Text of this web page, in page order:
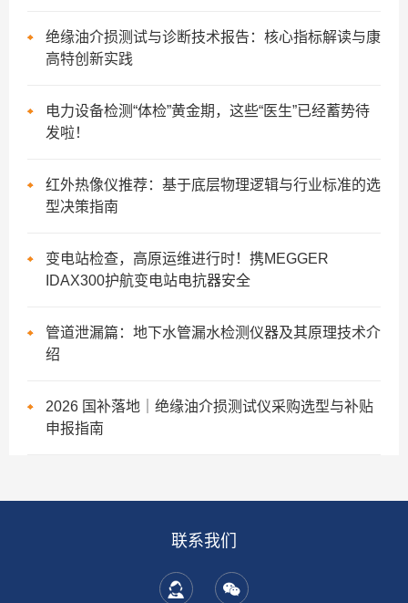
绝缘油介损测试与诊断技术报告：核心指标解读与康
高特创新实践
电力设备检测“体检”黄金期，这些“医生”已经蓄势待
发啦！
红外热像仪推荐：基于底层物理逻辑与行业标准的选
型决策指南
变电站检查，高原运维进行时！携MEGGER
IDAX300护航变电站电抗器安全
管道泄漏篇：地下水管漏水检测仪器及其原理技术介
绍
2026 国补落地｜绝缘油介损测试仪采购选型与补贴
申报指南
联系我们